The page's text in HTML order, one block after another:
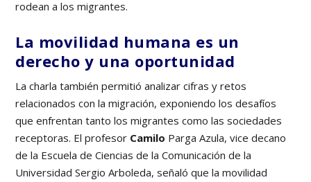
rodean a los migrantes.
La movilidad humana es un
derecho y una oportunidad
La charla también permitió analizar cifras y retos
relacionados con la migración, exponiendo los desafíos
que enfrentan tanto los migrantes como las sociedades
receptoras. El profesor Camilo Parga Azula, vice decano
de la Escuela de Ciencias de la Comunicación de la
Universidad Sergio Arboleda, señaló que la movilidad